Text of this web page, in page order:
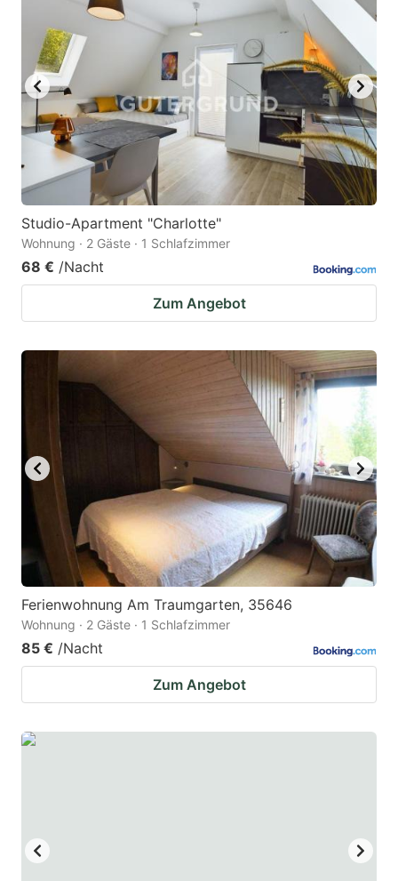
Studio-Apartment "Charlotte"
Wohnung · 2 Gäste · 1 Schlafzimmer
68 € /Nacht
Zum Angebot
Ferienwohnung Am Traumgarten, 35646
Wohnung · 2 Gäste · 1 Schlafzimmer
85 € /Nacht
Zum Angebot